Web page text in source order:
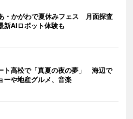
・かがわで夏休みフェス 月面探査
新AIロボット体験も
ト高松で「真夏の夜の夢」 海辺で
ーや地産グルメ、音楽